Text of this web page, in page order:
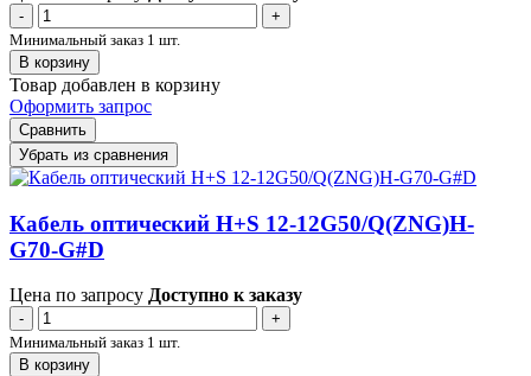
-
+
Минимальный заказ 1 шт.
В корзину
Товар добавлен в корзину
Оформить запрос
Сравнить
Убрать из сравнения
Кабель оптический H+S 12-12G50/Q(ZNG)H-
G70-G#D
Цена по запросу Доступно к заказу
-
+
Минимальный заказ 1 шт.
В корзину